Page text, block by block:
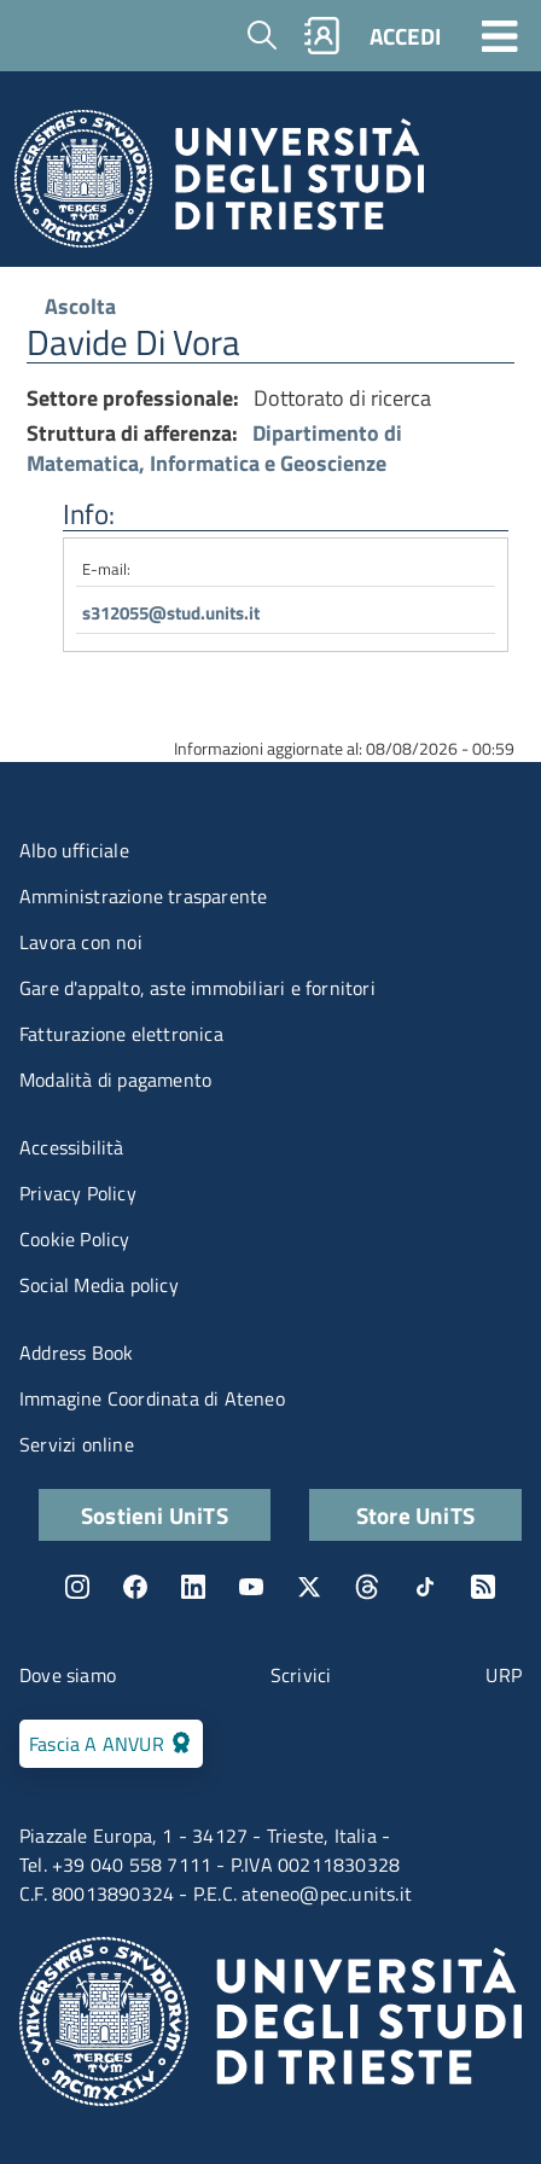
Cerca ACCEDI
Ascolta
Davide Di Vora
Settore professionale: Dottorato di ricerca
Struttura di afferenza: Dipartimento di
Matematica, Informatica e Geoscienze
Info:
E-mail:
s312055@stud.units.it
Informazioni aggiornate al: 08/08/2026 - 00:59
Piazzale Europa, 1 - 34127 - Trieste, Italia -
Tel. +39 040 558 7111 - P.IVA 00211830328
C.F. 80013890324 - P.E.C.ateneo@pec.units.it
Fascia A ANVUR
Menu contatti
Dove siamo Scrivici URP
Menu organizzazione
Albo ufficiale
Amministrazione trasparente
Lavora con noi
Gare d'appalto, aste immobiliari e fornitori
Fatturazione elettronica
Modalità di pagamento
Menù riferimenti
Accessibilità
Privacy Policy
Cookie Policy
Social Media policy
Menu portale
Address Book
Immagine Coordinata di Ateneo
Servizi online
Quick links
Sostieni UniTS Store UniTS
Menu social